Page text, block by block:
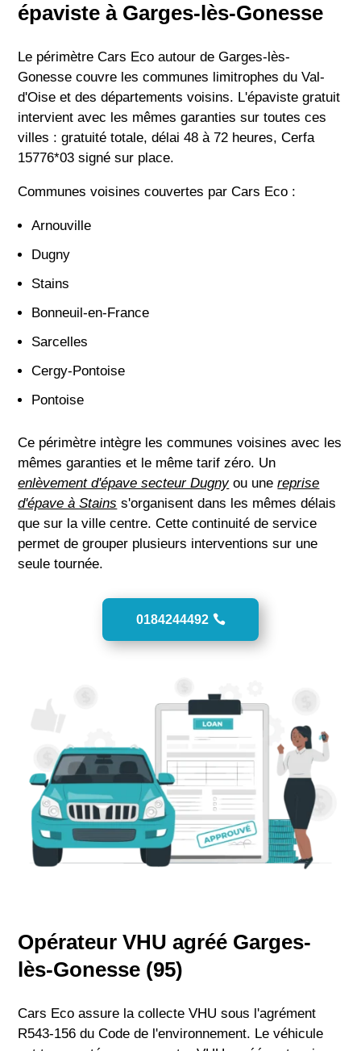
épaviste à Garges-lès-Gonesse
Le périmètre Cars Eco autour de Garges-lès-
Gonesse couvre les communes limitrophes du Val-
d'Oise et des départements voisins. L'épaviste gratuit
intervient avec les mêmes garanties sur toutes ces
villes : gratuité totale, délai 48 à 72 heures, Cerfa
15776*03 signé sur place.
Communes voisines couvertes par Cars Eco :
Arnouville
Dugny
Stains
Bonneuil-en-France
Sarcelles
Cergy-Pontoise
Pontoise
Ce périmètre intègre les communes voisines avec les
mêmes garanties et le même tarif zéro. Un
enlèvement d'épave secteur Dugnyou unereprise
d'épave à Stains s'organisent dans les mêmes délais
que sur la ville centre. Cette continuité de service
permet de grouper plusieurs interventions sur une
seule tournée.
0184244492
Opérateur VHU agréé Garges-
lès-Gonesse (95)
Cars Eco assure la collecte VHU sous l'agrément
R543-156 du Code de l'environnement. Le véhicule